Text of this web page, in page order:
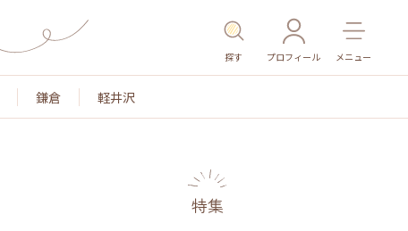
探す プロフィール メニュー
鎌倉 軽井沢
特集